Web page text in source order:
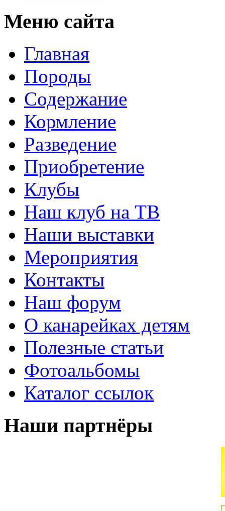
Меню сайта
Главная
Породы
Содержание
Кормление
Разведение
Приобретение
Клубы
Наш клуб на ТВ
Наши выставки
Мероприятия
Контакты
Наш форум
О канарейках детям
Полезные статьи
Фотоальбомы
Каталог ссылок
Наши партнёры